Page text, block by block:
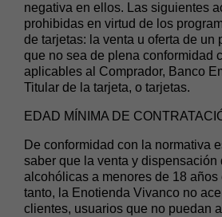
negativa en ellos. Las siguientes
prohibidas en virtud de los
de tarjetas: la venta u oferta de un
que no sea de plena conformidad
aplicables al Comprador, Banco
Titular de la tarjeta, o tarjetas.
EDAD MÍNIMA DE
De conformidad con la normativa
saber que la venta y dispensación
alcohólicas a menores de 18
tanto, la Enotienda Vivanco no
clientes, usuarios que no puedan